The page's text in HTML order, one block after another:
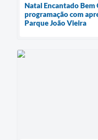
Natal Encantado Bem
programação com
Parque João Vieira